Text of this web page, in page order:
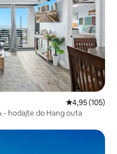
Prosječna
4,95 (105)
- hodajte do Hang outa